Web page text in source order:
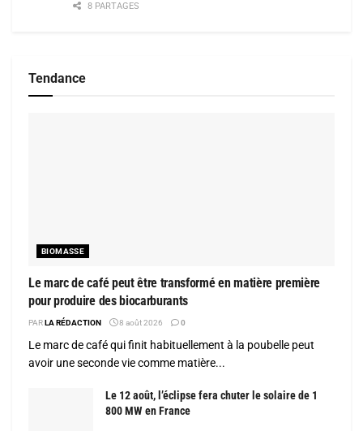
8 PARTAGES
Tendance
BIOMASSE
Le marc de café peut être transformé en matière première
pour produire des biocarburants
PARLA RÉDACTION 8 août 2026 0
Le marc de café qui finit habituellement à la poubelle peut
avoir une seconde vie comme matière...
Le 12 août, l’éclipse fera chuter le solaire de 1
800 MW en France